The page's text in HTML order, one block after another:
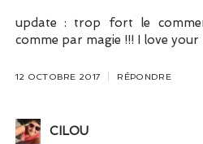
update : trop fort le
comme par magie !!! I love
12 OCTOBRE 2017 RÉPONDRE
CILOU